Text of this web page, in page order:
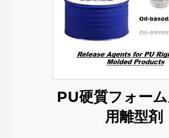
PU硬質フォー
用離型剤